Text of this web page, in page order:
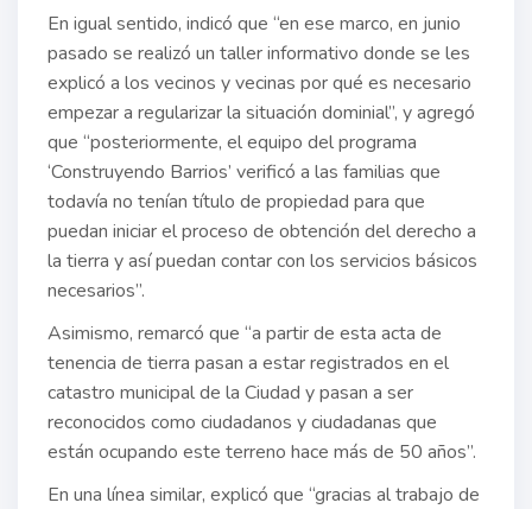
En igual sentido, indicó que “en ese marco, en junio
pasado se realizó un taller informativo donde se les
explicó a los vecinos y vecinas por qué es necesario
empezar a regularizar la situación dominial”, y agregó
que “posteriormente, el equipo del programa
‘Construyendo Barrios’ verificó a las familias que
todavía no tenían título de propiedad para que
puedan iniciar el proceso de obtención del derecho a
la tierra y así puedan contar con los servicios básicos
necesarios”.
Asimismo, remarcó que “a partir de esta acta de
tenencia de tierra pasan a estar registrados en el
catastro municipal de la Ciudad y pasan a ser
reconocidos como ciudadanos y ciudadanas que
están ocupando este terreno hace más de 50 años”.
En una línea similar, explicó que “gracias al trabajo de